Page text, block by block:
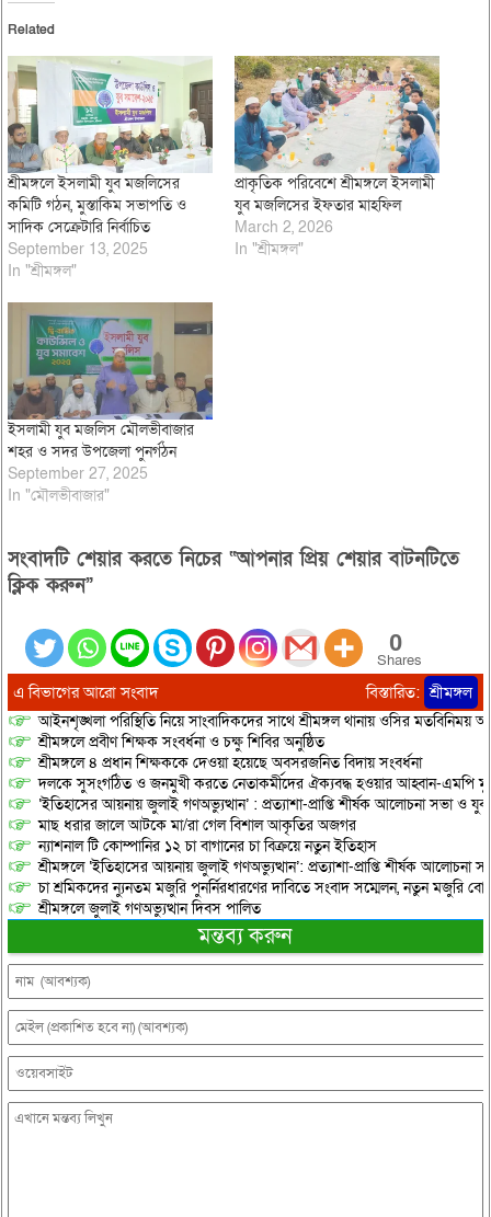
Related
শ্রীমঙ্গলে ইসলামী যুব মজলিসের
কমিটি গঠন, মুস্তাকিম সভাপতি ও
সাদিক সেক্রেটারি নির্বাচিত
September 13, 2025
In "শ্রীমঙ্গল"
প্রাকৃতিক পরিবেশে শ্রীমঙ্গলে ইসলামী
যুব মজলিসের ইফতার মাহফিল
March 2, 2026
In "শ্রীমঙ্গল"
ইসলামী যুব মজলিস মৌলভীবাজার
শহর ও সদর উপজেলা পুনর্গঠন
September 27, 2025
In "মৌলভীবাজার"
সংবাদটি শেয়ার করতে নিচের “আপনার প্রিয় শেয়ার বাটনটিতে
ক্লিক করুন”
0
Shares
এ বিভাগের আরো সংবাদ বিস্তারিত: শ্রীমঙ্গল
আইনশৃঙ্খলা পরিস্থিতি নিয়ে সাংবাদিকদের সাথে শ্রীমঙ্গল থানায় ওসির মতবিনিময়
শ্রীমঙ্গলে প্রবীণ শিক্ষক সংবর্ধনা ও চক্ষু শিবির অনুষ্ঠিত
শ্রীমঙ্গলে ৪ প্রধান শিক্ষককে দেওয়া হয়েছে অবসরজনিত বিদায় সংবর্ধনা
দলকে সুসংগঠিত ও জনমুখী করতে নেতাকর্মীদের ঐক্যবদ্ধ হওয়ার আহ্বান-এমপি
‘ইতিহাসের আয়নায় জুলাই গণঅভ্যুত্থান’ : প্রত্যাশা-প্রাপ্তি শীর্ষক আলোচনা সভা ও
মাছ ধরার জালে আটকে মা/রা গেল বিশাল আকৃতির অজগর
ন্যাশনাল টি কোম্পানির ১২ চা বাগানের চা বিক্রয়ে নতুন ইতিহাস
শ্রীমঙ্গলে ‘ইতিহাসের আয়নায় জুলাই গণঅভ্যুত্থান’: প্রত্যাশা-প্রাপ্তি শীর্ষক আলোচনা
চা শ্রমিকদের ন্যুনতম মজুরি পুনর্নিরধারণের দাবিতে সংবাদ সম্মেলন, নতুন মজুরি
শ্রীমঙ্গলে জুলাই গণঅভ্যুত্থান দিবস পালিত
মন্তব্য করুন